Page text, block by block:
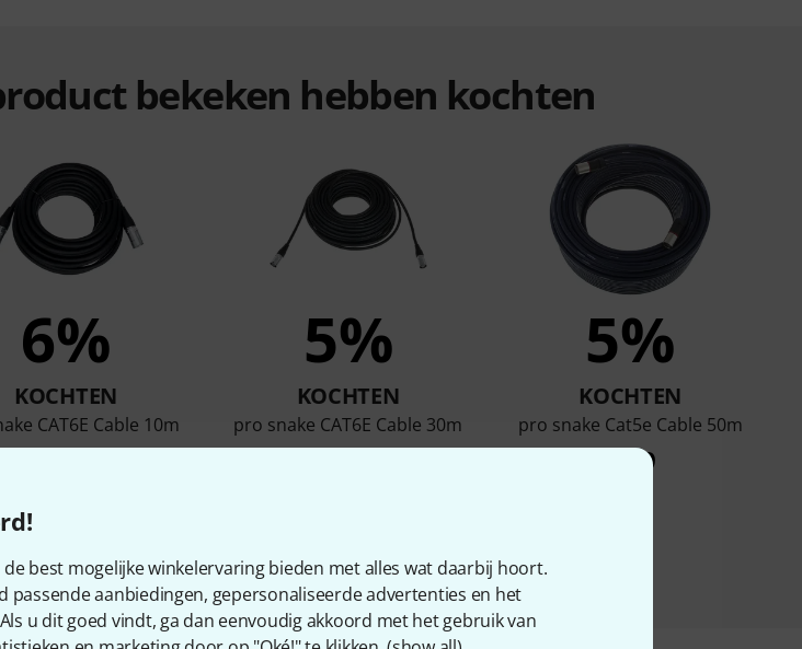
best mogelijke winkelervaring bieden met alles wat daarbij hoort.
passende aanbiedingen, gepersonaliseerde advertenties en het
u dit goed vindt, ga dan eenvoudig akkoord met het gebruik van
bekeken hebben kochten
6%
KOCHTEN
CAT6E Cable 10m
€ 20,90
5%
KOCHTEN
pro snake CAT6E Cable 30m
€ 58
5%
KOCHTEN
pro snake Cat5e Cable 50m
€ 99
Vergelijken